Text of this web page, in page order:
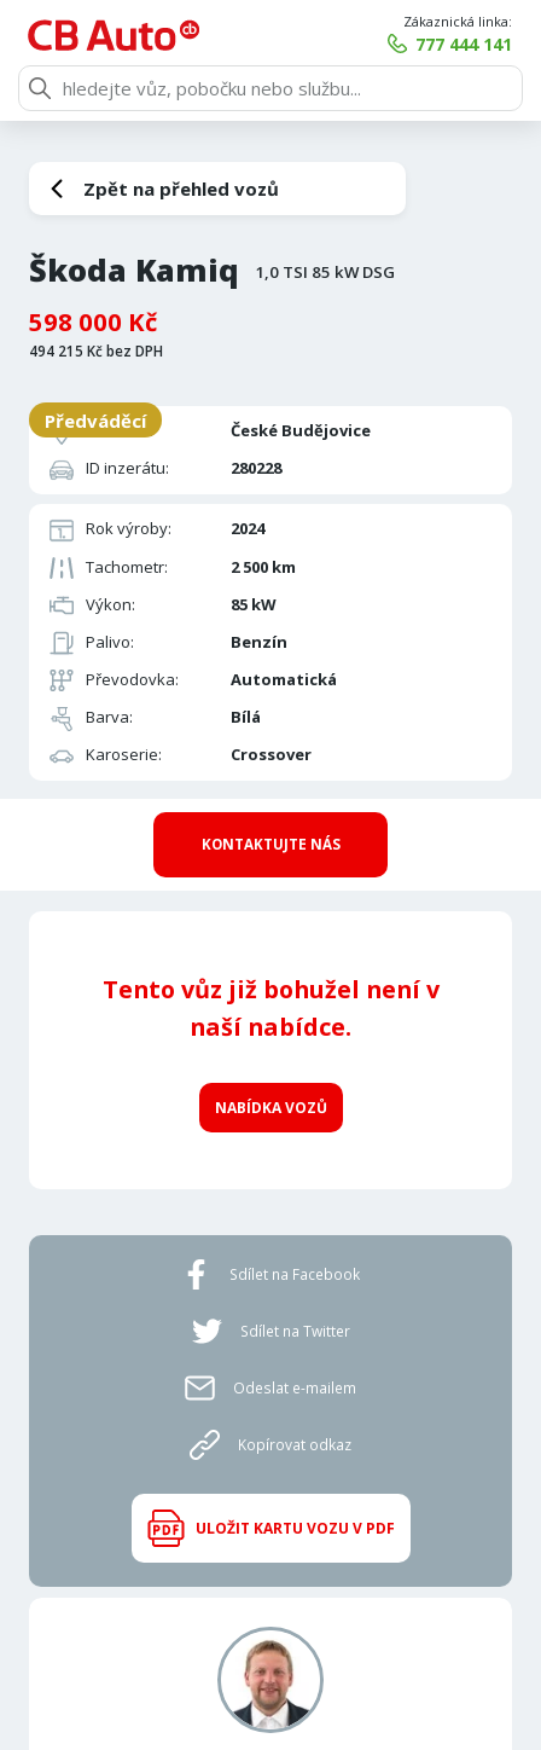
Zákaznická linka:
777 444 141
Zpět na přehled vozů
Škoda Kamiq 1,0 TSI 85 kW DSG
598 000 Kč
494 215 Kč bez DPH
Pobočka:
České Budějovice
ID inzerátu:
280228
Rok výroby:
2024
Tachometr:
2 500 km
Výkon:
85 kW
Palivo:
Benzín
Převodovka:
Automatická
Barva:
Bílá
Karoserie:
Crossover
Předváděcí
KONTAKTUJTE NÁS
Tento vůz již bohužel není v
naší nabídce.
NABÍDKA VOZŮ
Sdílet na Facebook
Sdílet na Twitter
Odeslat e-mailem
Kopírovat odkaz
ULOŽIT KARTU VOZU V PDF